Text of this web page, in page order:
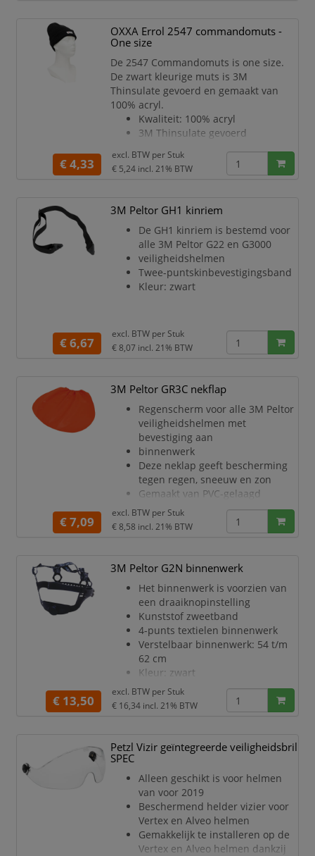
Dit stijlvolle, bolvormige vizier
biedt goede bescherming tegen
snelle deeltjes, zowel vanaf de
voorkant als de zijkanten
Dit vizie
OXXA Errol 2547 commandomuts -
One size
De 2547 Commandomuts is one size.
De zwart kleurige muts is 3M
Thinsulate gevoerd en gemaakt van
100% acryl.
Kwaliteit: 100% acryl
3M Thinsulate gevoerd
waardoor de commandomuts
niet kriebelt
Ideaal voor werk in bijvoorbeeld
koelcellen en andere koude
werkomstandigheden
One size fits all maatvoering
Kleur: zwart
€ 4,33
excl. BTW per Stuk
€ 5,24 incl. 21% BTW
3M Peltor GH1 kinriem
De GH1 kinriem is bestemd voor
alle 3M Peltor G22 en G3000
veiligheidshelmen
Twee-puntskinbevestigingsband
Kleur: zwart
€ 6,67
excl. BTW per Stuk
€ 8,07 incl. 21% BTW
3M Peltor GR3C nekflap
Regenscherm voor alle 3M Peltor
veiligheidshelmen met
bevestiging aan
binnenwerk
Deze neklap geeft bescherming
tegen regen, sneeuw en zon
Gemaakt van PVC-gelaagd
kunststof weefsel
Kleur: oranje
€ 7,09
excl. BTW per Stuk
€ 8,58 incl. 21% BTW
3M Peltor G2N binnenwerk
Het binnenwerk is voorzien van
een draaiknopinstelling
Kunststof zweetband
4-punts textielen binnenwerk
Verstelbaar binnenwerk: 54 t/m
62 cm
Kleur: zwart
€ 13,50
excl. BTW per Stuk
€ 16,34 incl. 21% BTW
Petzl Vizir geïntegreerde veiligheidsbril
SPEC
Alleen geschikt is voor helmen
van voor 2019
Beschermend helder vizier voor
Vertex en Alveo helmen
Gemakkelijk te installeren op de
Vertex en Alveo helmen dankzij